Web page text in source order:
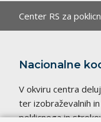
Center RS za
Nacionalne
V okviru centra
ter izobraževalnih
poklicnega in